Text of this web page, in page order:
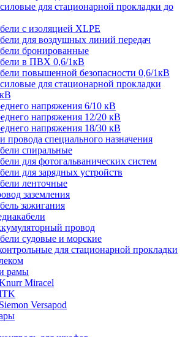
для стационарной прокладки до
c изоляцией XLPE
для воздушных линий передач
бронированные
в ПВХ 0,6/1кВ
повышенной безопасности 0,6/1кВ
для стационарной прокладки
напряжения 6/10 кВ
напряжения 12/20 кВ
напряжения 18/30 кВ
провода специального назначения
спиральные
для фотогальванических систем
для зарядных устройств
ленточные
заземления
зажигания
провод
судовые и морские
для стационарной прокладки
рамы
Miracel
Versapod